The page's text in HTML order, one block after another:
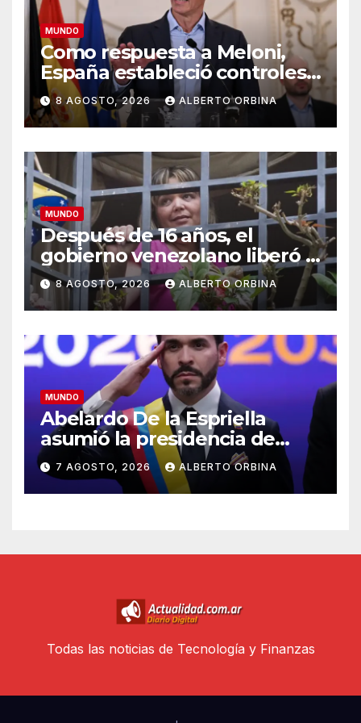
MUNDO
Como respuesta a Meloni,
España estableció controles
fronterizos a viajeros desde
Italia
8 AGOSTO, 2026 ALBERTO ORBINA
MUNDO
Después de 16 años, el
gobierno venezolano liberó a
una jueza que estaba presa
por “corrupción espiritual”
8 AGOSTO, 2026 ALBERTO ORBINA
MUNDO
Abelardo De la Espriella
asumió la presidencia de
Colombia y prometió
“derrotar sin tregua al
narcoterrorismo”
7 AGOSTO, 2026 ALBERTO ORBINA
Todas las noticias de Tecnología y Finanzas